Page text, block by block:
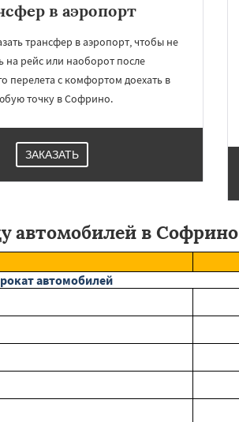
в аэропорт
трансфер в аэропорт, чтобы не
на рейс или наоборот после
перелета с комфортом доехать в
точку в Софрино.
ЗАКАЗАТЬ
автомобилей в Софрино
автомобилей